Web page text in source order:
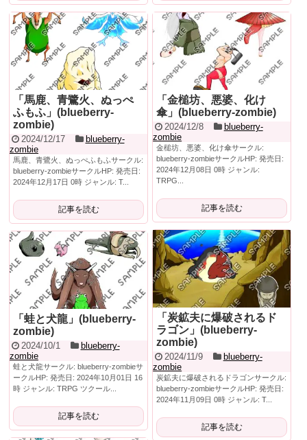
「馬鹿、青鷺火、ぬっぺ
ふもふ」(blueberry-
zombie)
2024/12/17
blueberry-
zombie
馬鹿、青鷺火、ぬっぺふもふサークル:
blueberry-zombieサークルHP: 発売日:
2024年12月17日 0時 ジャンル: T...
記事を読む
「金槌坊、悪婆、化け
傘」(blueberry-zombie)
2024/12/8
blueberry-
zombie
金槌坊、悪婆、化け傘サークル:
blueberry-zombieサークルHP: 発売日:
2024年12月08日 0時 ジャンル:
TRPG...
記事を読む
「炭鉱夫に爆破されるド
ラゴン」(blueberry-
zombie)
2024/11/9
blueberry-
zombie
炭鉱夫に爆破されるドラゴンサークル:
blueberry-zombieサークルHP: 発売日:
2024年11月09日 0時 ジャンル: T...
記事を読む
「蛙と犬龍」(blueberry-
zombie)
2024/10/1
blueberry-
zombie
蛙と犬龍サークル: blueberry-zombieサ
ークルHP: 発売日: 2024年10月01日 16
時 ジャンル: TRPG ツクール...
記事を読む